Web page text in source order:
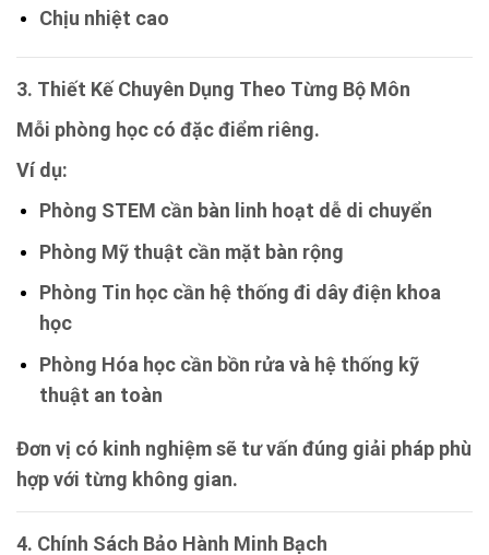
Chịu nhiệt cao
3. Thiết Kế Chuyên Dụng Theo Từng Bộ Môn
Mỗi phòng học có đặc điểm riêng.
Ví dụ:
Phòng STEM cần bàn linh hoạt dễ di chuyển
Phòng Mỹ thuật cần mặt bàn rộng
Phòng Tin học cần hệ thống đi dây điện khoa
học
Phòng Hóa học cần bồn rửa và hệ thống kỹ
thuật an toàn
Đơn vị có kinh nghiệm sẽ tư vấn đúng giải pháp phù
hợp với từng không gian.
4. Chính Sách Bảo Hành Minh Bạch